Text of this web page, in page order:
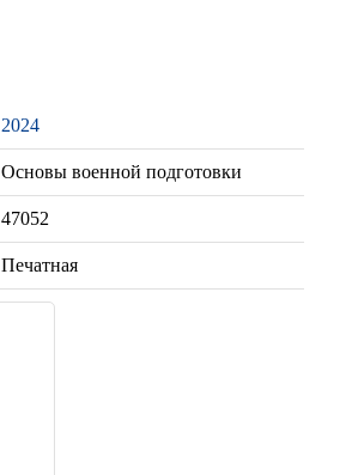
2024
Основы военной подготовки
47052
Печатная